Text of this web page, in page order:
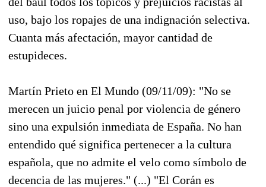
uso, bajo los ropajes de una indignación selectiva.
Cuanta más afectación, mayor cantidad de
estupideces.
Martín Prieto en El Mundo (09/11/09): "No se
merecen un juicio penal por violencia de género
sino una expulsión inmediata de España. No han
entendido qué significa pertenecer a la cultura
española, que no admite el velo como símbolo de
decencia de las mujeres." (...) "El Corán es